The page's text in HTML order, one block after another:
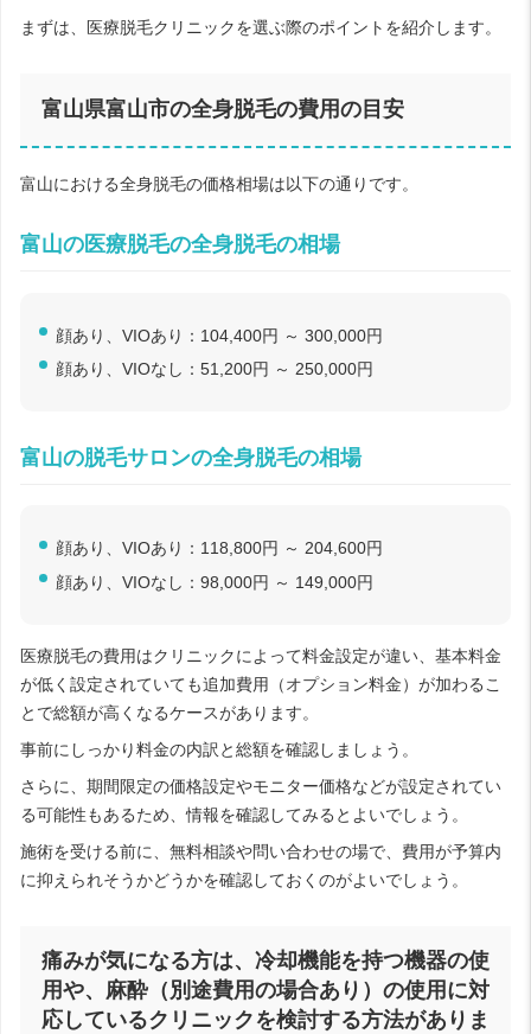
まずは、医療脱毛クリニックを選ぶ際のポイントを紹介します。
富山県富山市の全身脱毛の費用の目安
富山における全身脱毛の価格相場は以下の通りです。
富山の医療脱毛の全身脱毛の相場
顔あり、VIOあり：104,400円 ～ 300,000円
顔あり、VIOなし：51,200円 ～ 250,000円
富山の脱毛サロンの全身脱毛の相場
顔あり、VIOあり：118,800円 ～ 204,600円
顔あり、VIOなし：98,000円 ～ 149,000円
医療脱毛の費用はクリニックによって料金設定が違い、基本料金
が低く設定されていても追加費用（オプション料金）が加わるこ
とで総額が高くなるケースがあります。
事前にしっかり料金の内訳と総額を確認しましょう。
さらに、期間限定の価格設定やモニター価格などが設定されてい
る可能性もあるため、情報を確認してみるとよいでしょう。
施術を受ける前に、無料相談や問い合わせの場で、費用が予算内
に抑えられそうかどうかを確認しておくのがよいでしょう。
痛みが気になる方は、冷却機能を持つ機器の使
用や、麻酔（別途費用の場合あり）の使用に対
応しているクリニックを検討する方法がありま